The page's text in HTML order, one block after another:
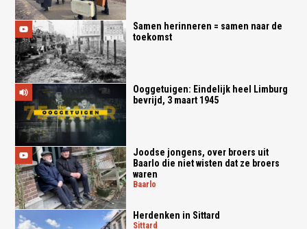
Samen herinneren = samen naar de
toekomst
Ooggetuigen: Eindelijk heel Limburg
bevrijd, 3 maart 1945
Joodse jongens, over broers uit
Baarlo die niet wisten dat ze broers
waren
baarlo
Herdenken in Sittard
sittard